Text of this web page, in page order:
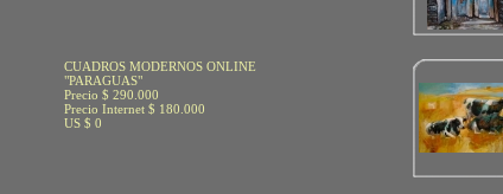
CUADROS MODERNOS ONLINE
"PARAGUAS"
Precio $ 290.000
Precio Internet $ 180.000
US $ 0